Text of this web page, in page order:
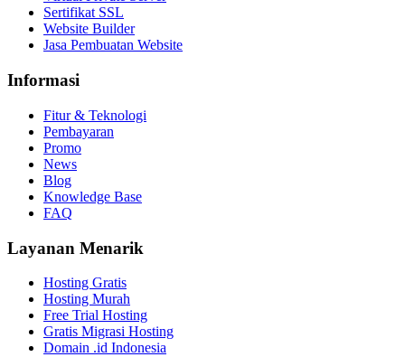
Sertifikat SSL
Website Builder
Jasa Pembuatan Website
Informasi
Fitur & Teknologi
Pembayaran
Promo
News
Blog
Knowledge Base
FAQ
Layanan Menarik
Hosting Gratis
Hosting Murah
Free Trial Hosting
Gratis Migrasi Hosting
Domain .id Indonesia